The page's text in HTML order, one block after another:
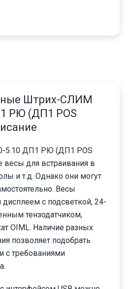
Штрих-СЛИМ
РЮ (ДП1 POS
5.10 ДП1 РЮ (ДП1 POS
весы для встраивания в
и т.д. Однако они могут
Весы
с подсветкой, 24-
тензодатчиком,
OIML. Наличие разных
позволяет подобрать
с требованиями